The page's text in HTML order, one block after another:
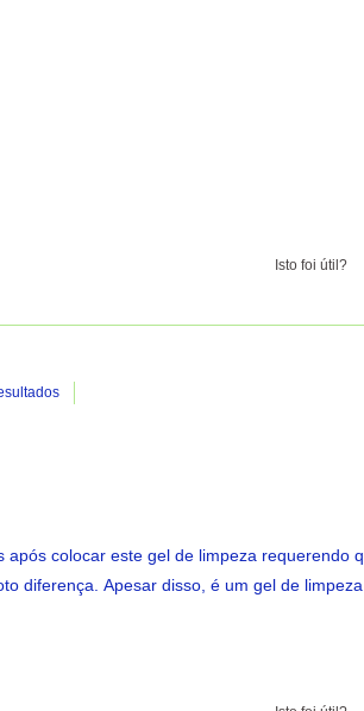
Isto foi útil?
colocar este gel de limpeza requerendo
diferença. Apesar disso, é um gel de